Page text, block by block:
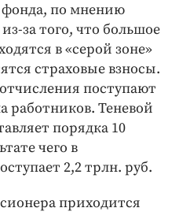
по мнению
за того, что большое
в «серой зоне»
страховые взносы.
поступают
работников. Теневой
порядка 10
чего в
2,2 трлн. руб.
приходится